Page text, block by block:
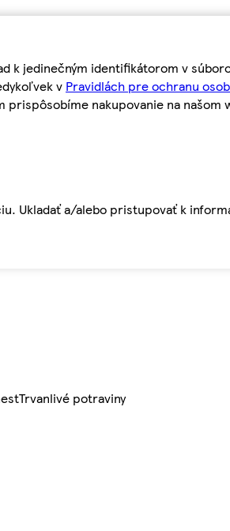
jedinečným identifikátorom v
v Pravidlách pre ochranu
prispôsobíme nakupovanie na našom
Ukladať a/alebo pristupovať k
Trvanlivé potraviny